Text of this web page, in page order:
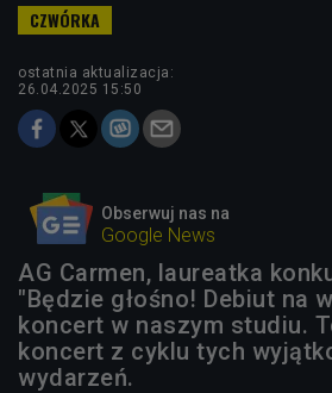
ostatnia aktualizacja:
26.04.2025 15:50
Obserwuj nas na
Google News
AG Carmen, laureatka
"Będzie głośno! Debiut na
koncert w naszym studiu.
koncert z cyklu tych
wydarzeń.